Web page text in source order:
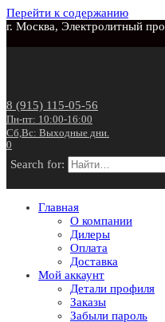
Перейти к содержанию
г. Москва, Электролитный
8 (915) 115-05-56
Пн-пт: 10:00-16:00
Сб,Вс: Выходные дни.
0
Search for:
Главная
О компании
Дилеры
Оплата
Доставка
Мой аккаунт
Детали профиля
Заказы
Забыли пароль